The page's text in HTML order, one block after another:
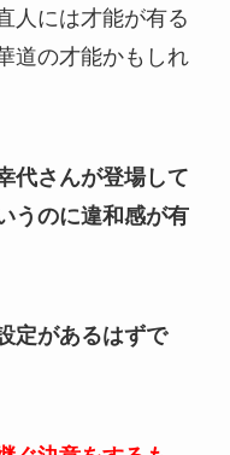
人には才能が有る
道の才能かもしれ
代さんが登場して
うのに違和感が有
定があるはずで